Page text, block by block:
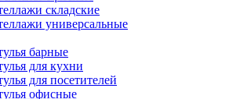
складские
универсальные
барные
для кухни
для посетителей
офисные